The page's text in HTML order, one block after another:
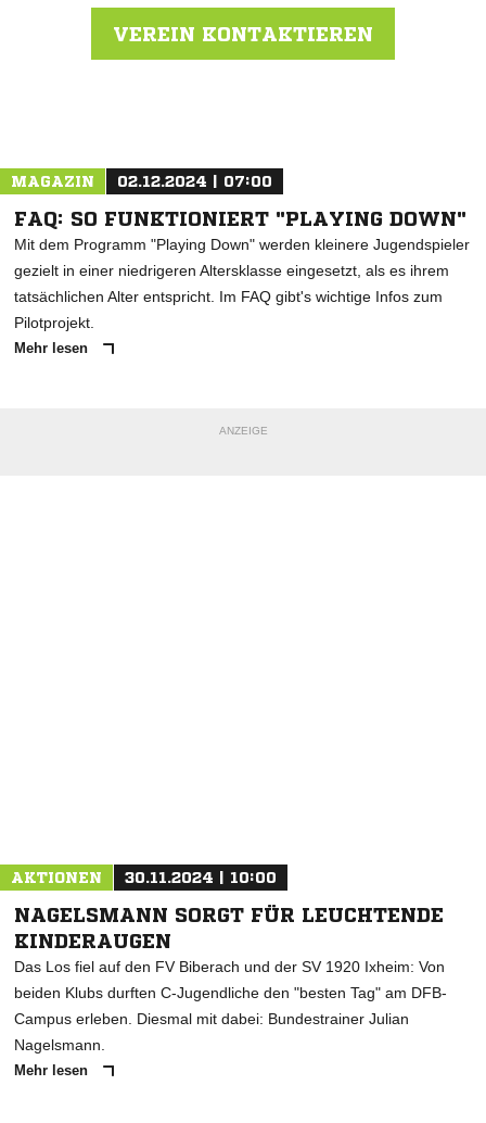
VEREIN KONTAKTIEREN
MAGAZIN 02.12.2024 | 07:00
FAQ: SO FUNKTIONIERT "PLAYING DOWN"
Mit dem Programm "Playing Down" werden kleinere Jugendspieler
gezielt in einer niedrigeren Altersklasse eingesetzt, als es ihrem
tatsächlichen Alter entspricht. Im FAQ gibt's wichtige Infos zum
Pilotprojekt.
Mehr lesen
ANZEIGE
AKTIONEN 30.11.2024 | 10:00
NAGELSMANN SORGT FÜR LEUCHTENDE
KINDERAUGEN
Das Los fiel auf den FV Biberach und der SV 1920 Ixheim: Von
beiden Klubs durften C-Jugendliche den "besten Tag" am DFB-
Campus erleben. Diesmal mit dabei: Bundestrainer Julian
Nagelsmann.
Mehr lesen